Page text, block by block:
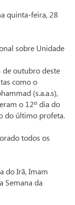
quinta-feira, 28
sobre Unidade
de outubro deste
como o
(s.a.a.s),
o 12º dia do
do último profeta.
todos os
do Irã, Imam
Semana da